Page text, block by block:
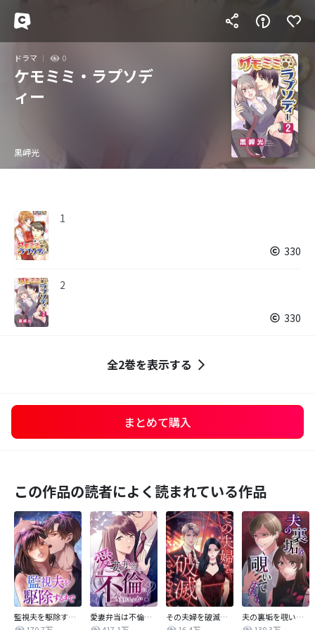
ドラマ 0
ケモミミ・ラプソデ
ィー
黒岬光
1
330
2
330
全2巻を表示する
まとめて購入
この作品の読者によく読まれている作品
監視夫を駆除するまで
愛妻弁当は不倫に含まれますか？
その夫婦を破滅させるまで
夫の裏垢を覗いてみたら